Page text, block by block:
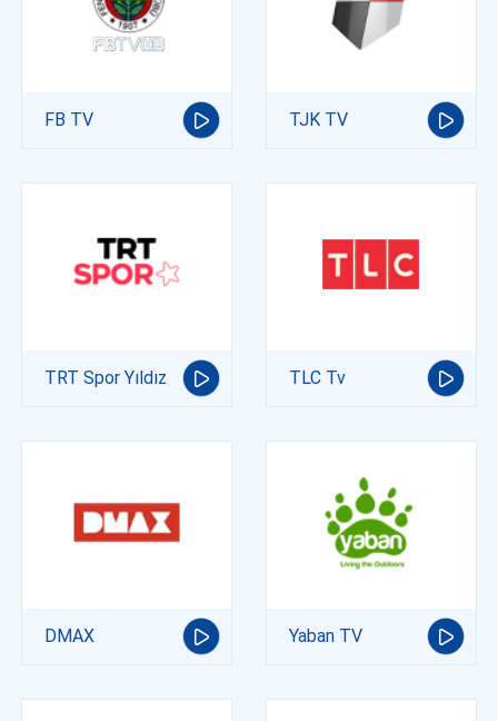
FB TV TJK TV
TRT Spor Yıldız TLC Tv
DMAX Yaban TV